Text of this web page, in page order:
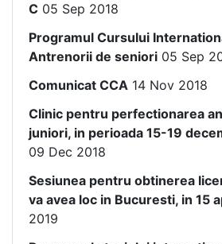
C 05 Sep 2018
Programul Cursului
Antrenorii de seniori 05 Sep
Comunicat CCA 14 Nov 2018
Clinic pentru perfectionarea
juniori, in perioada 15-19
09 Dec 2018
Sesiunea pentru obtinerea
va avea loc in Bucuresti, in 15
2019